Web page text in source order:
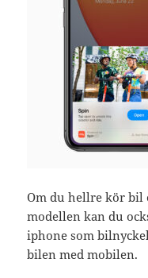
Om du hellre kör bil
modellen kan du
iphone som
bilen med mobilen.